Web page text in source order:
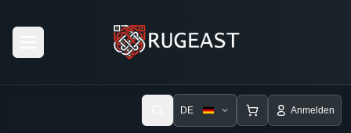
DE Anmelden